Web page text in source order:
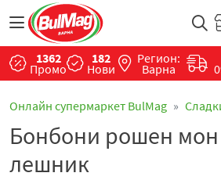
1362
Промо
182
Нови
Регион:
Варна
Онлайн супермаркет BulMag
Бонбони рошен мон
лешник